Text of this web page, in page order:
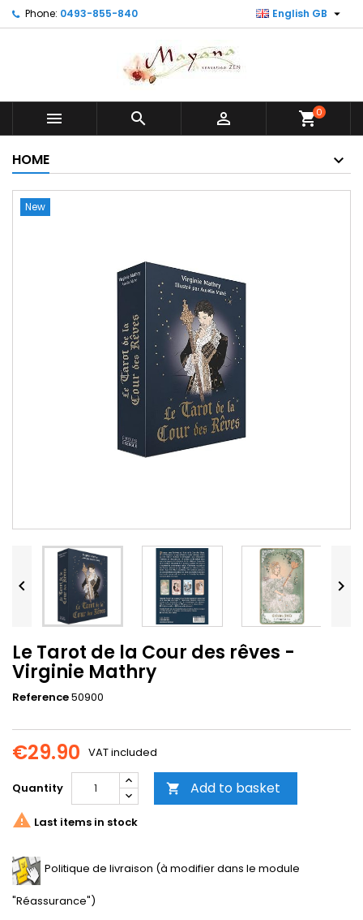
Phone: 0493-855-840 English GB 
   shopping_cart0
HOME
New
 
Le Tarot de la Cour des rêves -
Virginie Mathry
Reference50900
€29.90 VAT included
Quantity  Add to basket
 Last items in stock
Politique de livraison (à modifier dans le module
"Réassurance")